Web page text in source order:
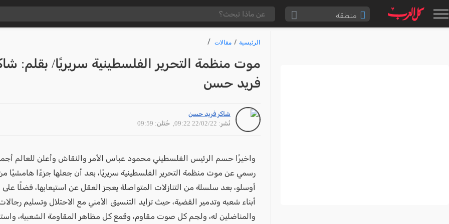
منطقة
الرئيسية مقالات
موت منظمة التحرير الفلسطينية سريريًا/ بقلم:
فريد حسن
شاكر فريد حسن
نُشر: 22/02/22 09:22
, حُتلن: 09:59
واخيرًا حسم الرئيس الفلسطيني محمود عباس الأمر والنقاش وأعلن للعالم
رسمي عن موت منظمة التحرير الفلسطينية سريريًا، بعد أن جعلها جزءًا هامشيًا
أوسلو، بعد سلسلة من التنازلات المتواصلة يعجز العقل عن استيعابها، فضلًا على
أبناء شعبه وتدمير القضية، حيث تزايد التنسيق الأمني مع الاحتلال وتسليم
والمناضلين له، ولجم كل صوت مقاوم، وقمع كل مظاهر المقاومة الشعبية،